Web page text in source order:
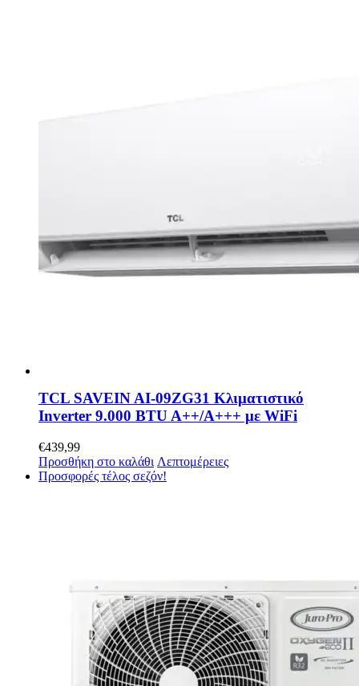
TCL SAVEIN AI-09ZG31 Κλιματιστικό
Inverter 9.000 BTU A++/A+++ με WiFi
€439,99
Προσθήκη στο καλάθι Λεπτομέρειες
Προσφορές τέλος σεζόν!